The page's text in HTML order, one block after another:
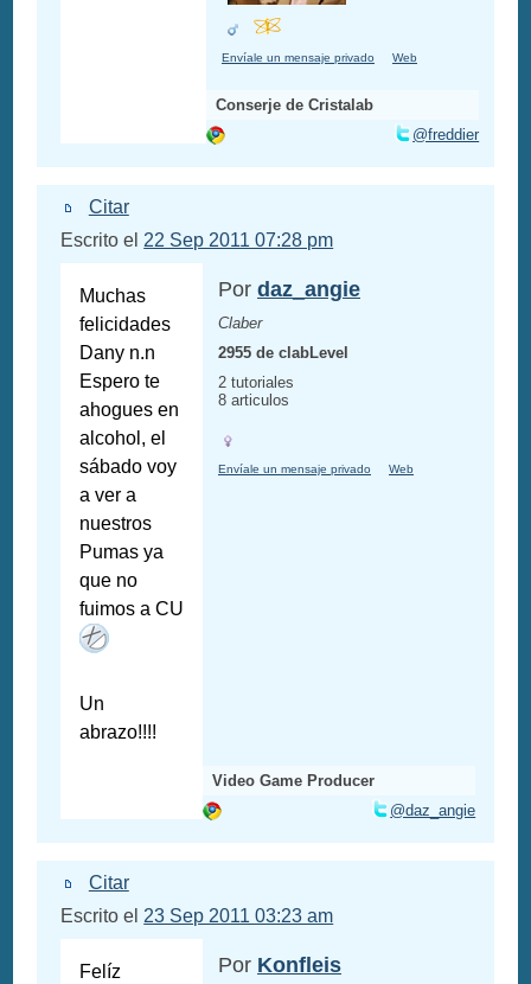
Envíale un mensaje privado Web
Conserje de Cristalab
@freddier
Citar
Escrito el 22 Sep 2011 07:28 pm
Muchas
felicidades
Dany n.n
Espero te
ahogues en
alcohol, el
sábado voy
a ver a
nuestros
Pumas ya
que no
fuimos a CU
Un
abrazo!!!!
Por daz_angie
Claber
2955 de clabLevel
2 tutoriales
8 articulos
Envíale un mensaje privado Web
Video Game Producer
@daz_angie
Citar
Escrito el 23 Sep 2011 03:23 am
Felíz
Por Konfleis